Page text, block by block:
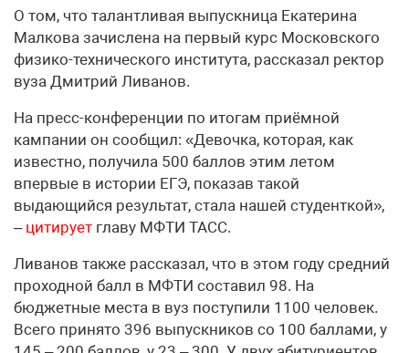
О том, что талантливая выпускница Екатерина
Малкова зачислена на первый курс Московского
физико-технического института, рассказал ректор
вуза Дмитрий Ливанов.
На пресс-конференции по итогам приёмной
кампании он сообщил: «Девочка, которая, как
известно, получила 500 баллов этим летом
впервые в истории ЕГЭ, показав такой
выдающийся результат, стала нашей студенткой»,
– цитирует главу МФТИ ТАСС.
Ливанов также рассказал, что в этом году средний
проходной балл в МФТИ составил 98. На
бюджетные места в вуз поступили 1100 человек.
Всего принято 396 выпускников со 100 баллами, у